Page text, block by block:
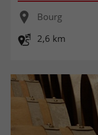
Bourg
2,6 km